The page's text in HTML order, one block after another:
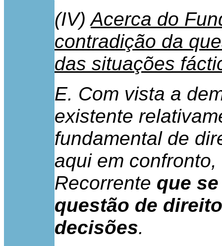
(IV)Acerca do
contradição da
das situações
E. Com vista a
existente
fundamental de
aqui em
Recorrente que
questão de
decisões.